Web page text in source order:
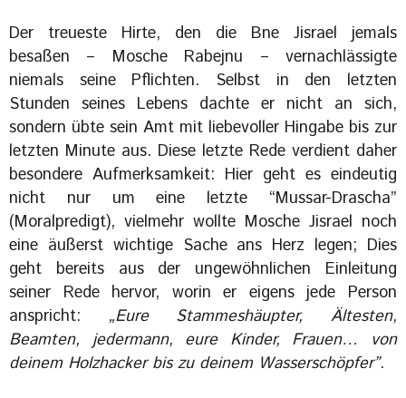
Der treueste Hirte, den die Bne Jisrael jemals
besaßen – Mosche Rabejnu – vernachlässigte
niemals seine Pflichten. Selbst in den letzten
Stunden seines Lebens dachte er nicht an sich,
sondern übte sein Amt mit liebevoller Hingabe bis zur
letzten Minute aus. Diese letzte Rede verdient daher
besondere Aufmerksamkeit: Hier geht es eindeutig
nicht nur um eine letzte “Mussar-Drascha”
(Moralpredigt), vielmehr wollte Mosche Jisrael noch
eine äußerst wichtige Sache ans Herz legen; Dies
geht bereits aus der ungewöhnlichen Einleitung
seiner Rede hervor, worin er eigens jede Person
anspricht: „Eure Stammeshäupter, Ältesten,
Beamten, jedermann, eure Kinder, Frauen… von
deinem Holzhacker bis zu deinem Wasserschöpfer”.